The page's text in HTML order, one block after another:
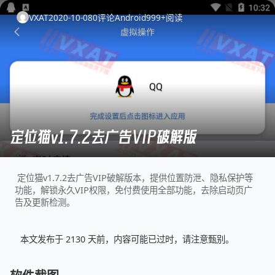
VXAT2020-10-080评论Android999+阅读
定位猫v1.7.2去广告VIP破解版
定位猫v1.7.2去广告VIP破解版本，提供位置防泄、隐私保护等
功能，解锁永久VIP权限，免付费使用全部功能，去除启动页广
告及更新检测。
本文发布于 2130 天前，内容可能已过时，请注意甄别。